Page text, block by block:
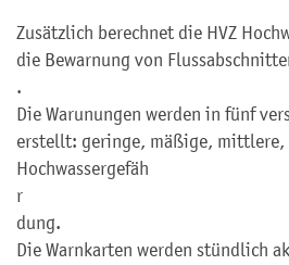
Zusätzlich berechnet die HVZ
die Bewarnung von
.
Die Warunungen werden in fünf
erstellt: geringe, mäßige, mittlere,
Hochwassergefäh
r
dung.
Die Warnkarten werden stündlich